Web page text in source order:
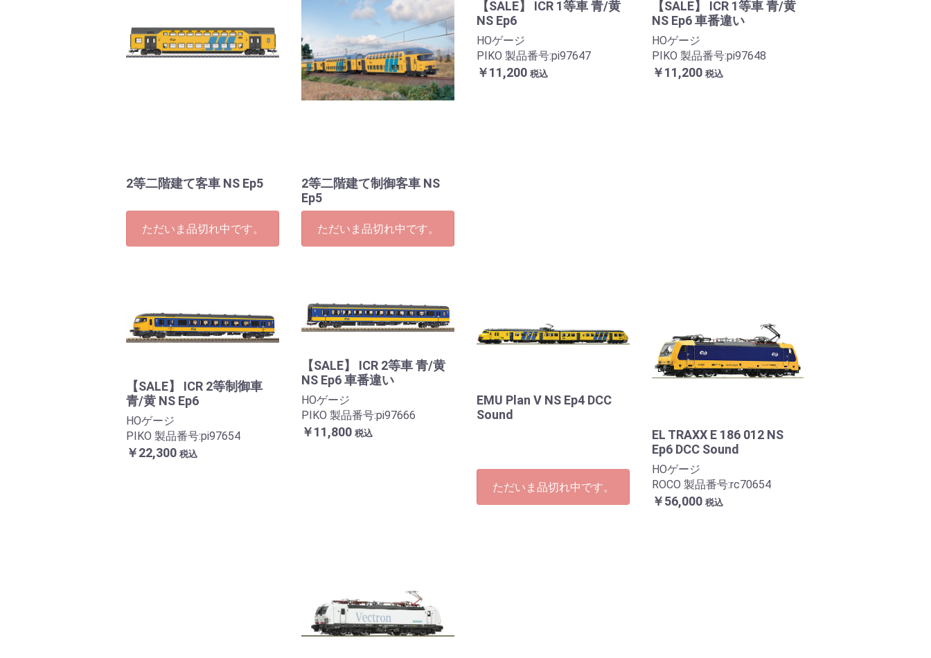
2等二階建て客車 NS Ep5
ただいま品切れ中です。
2等二階建て制御客車 NS
Ep5
ただいま品切れ中です。
【SALE】 ICR 1等車 青/黄
NS Ep6
HOゲージ
PIKO 製品番号:pi97647
￥11,200 税込
【SALE】 ICR 1等車 青/黄
NS Ep6 車番違い
HOゲージ
PIKO 製品番号:pi97648
￥11,200 税込
【SALE】 ICR 2等制御車
青/黄 NS Ep6
HOゲージ
PIKO 製品番号:pi97654
￥22,300 税込
【SALE】 ICR 2等車 青/黄
NS Ep6 車番違い
HOゲージ
PIKO 製品番号:pi97666
￥11,800 税込
EMU Plan V NS Ep4 DCC
Sound
ただいま品切れ中です。
EL TRAXX E 186 012 NS
Ep6 DCC Sound
HOゲージ
ROCO 製品番号:rc70654
￥56,000 税込